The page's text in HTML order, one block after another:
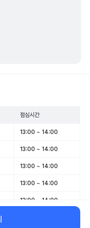
점심시간
13:00 ~ 14:00
13:00 ~ 14:00
13:00 ~ 14:00
13:00 ~ 14:00
13:00 ~ 14:00